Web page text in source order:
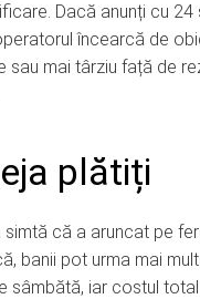
Dacă anunți cu
încearcă de
mai târziu față de
plătiți
că a aruncat pe
banii pot urma mai
sâmbătă, iar costul